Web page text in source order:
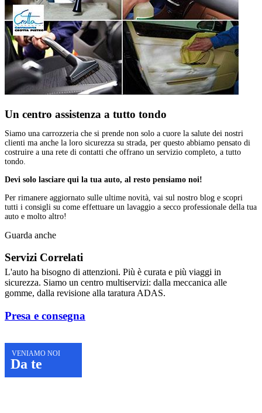
Un centro assistenza a tutto tondo
Siamo una carrozzeria che si prende non solo a cuore la salute dei nostri
clienti ma anche la loro sicurezza su strada, per questo abbiamo pensato di
costruire a una rete di contatti che offrano un servizio completo, a tutto
tondo.
Devi solo lasciare qui la tua auto, al resto pensiamo noi!
Per rimanere aggiornato sulle ultime novità, vai sul nostro blog e scopri
tutti i consigli su come effettuare un lavaggio a secco professionale della tua
auto e molto altro!
Guarda anche
Servizi Correlati
L'auto ha bisogno di attenzioni. Più è curata e più viaggi in
sicurezza. Siamo un centro multiservizi: dalla meccanica alle
gomme, dalla revisione alla taratura ADAS.
Presa e consegna
VENIAMO NOI
Da te